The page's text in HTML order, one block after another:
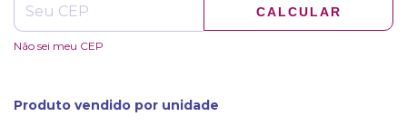
CALCULAR
Não sei meu CEP
Produto vendido por unidade